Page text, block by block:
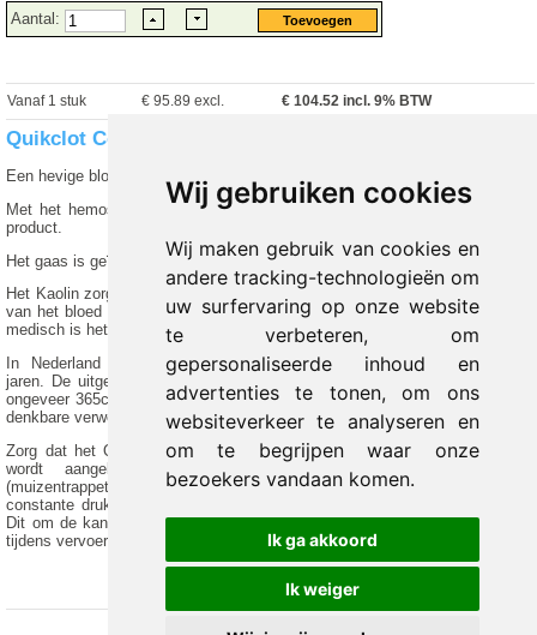
Wij gebruiken cookies
Wij maken gebruik van cookies en
andere tracking-technologieën om
uw surfervaring op onze website
te verbeteren, om
gepersonaliseerde inhoud en
advertenties te tonen, om ons
websiteverkeer te analyseren en
om te begrijpen waar onze
bezoekers vandaan komen.
Ik ga akkoord
Ik weiger
Aantal:
Vanaf 1 stuk € 95.89 excl. €104.52 incl. 9% BTW
Quikclot Combat Gauze Z-fold
Een hevige bloeding direct stoppen?
Met het hemostatische Quickclot Combat Gauze Z-fold heeft u het juiste
product.
Het gaas is geïmpregneerd met de werkzame stof Kaolin.
Het Kaolin zorgt voor een actieve stolling van bloedingen door bestanddelen
van het bloed te activeren. Doordat het Kaolin geïmpregneerd is in normaal
medisch is het gaas voor iedere medische hulpverlener geschikt.
In Nederland gebruiken de speciale politiediensten dit gaas al enige
jaren. De uitgevouwen afmeting van het Quikclot Combat Gauze Z-fold is
ongeveer 365cm x 7,60cm. Het gaas is kleiner te scheuren/knippen om elk
denkbare verwonding te behandelen.
Zorg dat het QuikClot Combat Gauze Z-fold zo diep mogelijk in de wond
wordt aangebracht en de wond met zoveel mogelijk lagen
(muizentrappetjes) is gevuld. Druk daarna minimaal drie minuten met een
constante druk op de wond om een zo stabiel mogelijk stolsel te creëren.
Dit om de kans op een “rebleed” (het opnieuw gaan bloeden van de wond)
tijdens vervoer te minimaliseren.